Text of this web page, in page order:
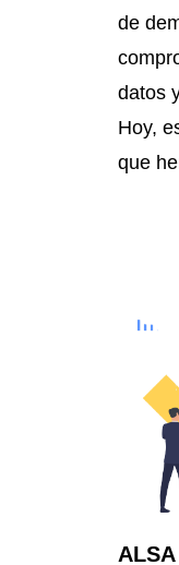
de
datos
Hoy,
que